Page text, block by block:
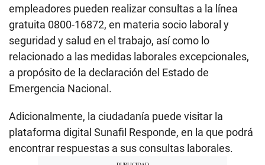
empleadores pueden realizar consultas a la línea
gratuita 0800-16872, en materia socio laboral y
seguridad y salud en el trabajo, así como lo
relacionado a las medidas laborales excepcionales,
a propósito de la declaración del Estado de
Emergencia Nacional.
Adicionalmente, la ciudadanía puede visitar la
plataforma digital Sunafil Responde, en la que podrá
encontrar respuestas a sus consultas laborales.